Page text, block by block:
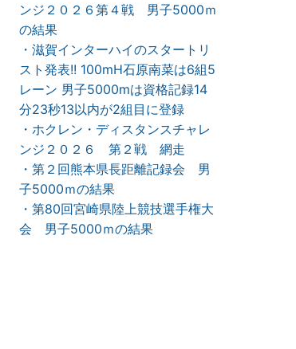
ンジ２０２６第４戦 男子5000ｍ
の結果
・滋賀インターハイのスタートリ
スト発表!! 100mH石原南菜は6組5
レーン 男子5000mは資格記録14
分23秒13以内が2組目に登録
・ホクレン・ディスタンスチャレ
ンジ２０２６ 第２戦 網走
・第２回熊本県長距離記録会 男
子5000ｍの結果
・第80回宮崎県陸上競技選手権大
会 男子5000ｍの結果